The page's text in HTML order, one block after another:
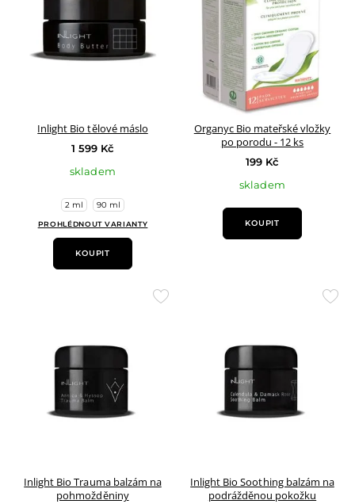
Inlight Bio tělové máslo
1 599 Kč
skladem
2 ml 90 ml
PROHLÉDNOUT VARIANTY
KOUPIT
Organyc Bio mateřské vložky
po porodu - 12 ks
199 Kč
skladem
KOUPIT
Přidat
oblíbených
Inlight Bio Trauma balzám na
pohmožděniny
Inlight Bio Soothing balzám na
podrážděnou pokožku